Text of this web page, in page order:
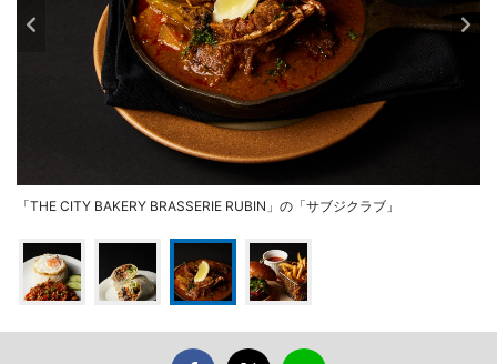
「THE CITY BAKERY BRASSERIE RUBIN」の「サブジクラブ」